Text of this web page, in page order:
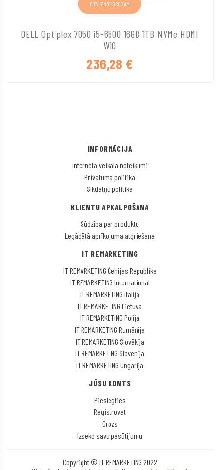
DELL Optiplex 7050 i5-6500 16GB 1TB NVMe HDMI
W10
236,28 €
PIEVIENOT GROZAM
INFORMĀCIJA
Interneta veikala noteikumi
Privātuma politika
Sīkdatņu politika
KLIENTU APKALPOŠANA
Sūdzība par produktu
Legādātā aprīkojuma atgriešana
IT REMARKETING
IT REMARKETING Čehijas Republika
IT REMARKETING International
IT REMARKETING Itālija
IT REMARKETING Lietuva
IT REMARKETING Polija
IT REMARKETING Rumānija
IT REMARKETING Slovākija
IT REMARKETING Slovēnija
IT REMARKETING Ungārija
JŪSU KONTS
Pieslēgties
Registrovat
Grozs
Izseko savu pasūtījumu
Copyright © IT REMARKETING 2022